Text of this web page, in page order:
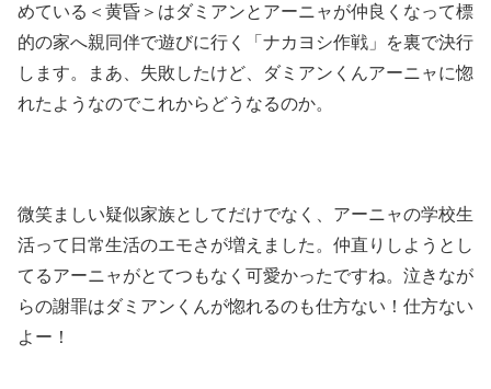
めている＜黄昏＞はダミアンとアーニャが仲良くなって標
的の家へ親同伴で遊びに行く「ナカヨシ作戦」を裏で決行
します。まあ、失敗したけど、ダミアンくんアーニャに惚
れたようなのでこれからどうなるのか。
微笑ましい疑似家族としてだけでなく、アーニャの学校生
活って日常生活のエモさが増えました。仲直りしようとし
てるアーニャがとてつもなく可愛かったですね。泣きなが
らの謝罪はダミアンくんが惚れるのも仕方ない！仕方ない
よー！